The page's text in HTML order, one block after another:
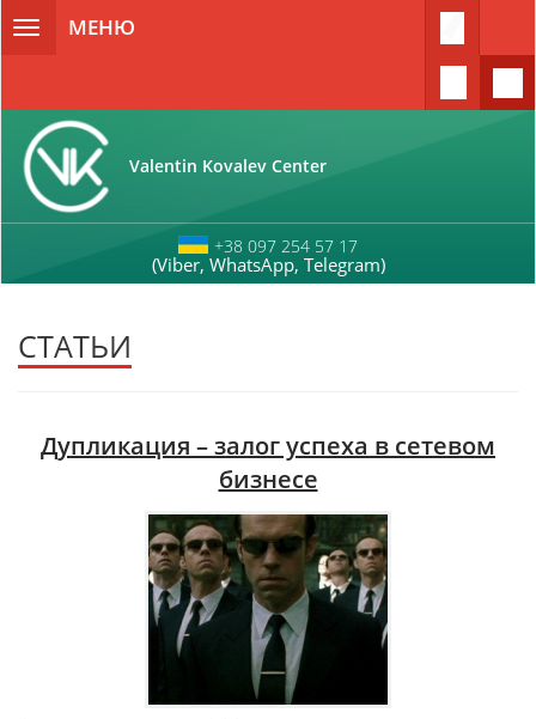
ToggleМЕНЮ
Valentin Kovalev Center
+38 097 254 57 17
(Viber, WhatsApp, Telegram)
СТАТЬИ
Дупликация – залог успеха в сетевом
бизнесе